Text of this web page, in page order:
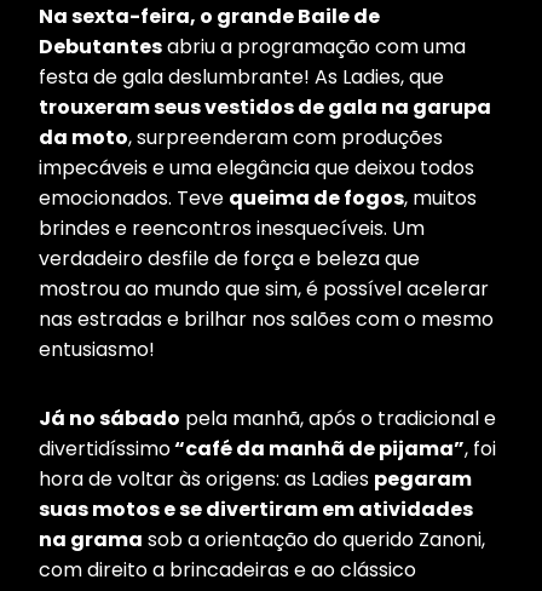
Na sexta-feira, o grande Baile de
Debutantesabriu a programação com uma
festa de gala deslumbrante! As Ladies, que
trouxeram seus vestidos de gala na garupa
da moto, surpreenderam com produções
impecáveis e uma elegância que deixou todos
emocionados. Teve queima de fogos, muitos
brindes e reencontros inesquecíveis. Um
verdadeiro desfile de força e beleza que
mostrou ao mundo que sim, é possível acelerar
nas estradas e brilhar nos salões com o mesmo
entusiasmo!
Já no sábado pela manhã, após o tradicional e
divertidíssimo“café da manhã de pijama”, foi
hora de voltar às origens: as Ladies pegaram
suas motos e se divertiram em atividades
na grama sob a orientação do querido Zanoni,
com direito a brincadeiras e ao clássico